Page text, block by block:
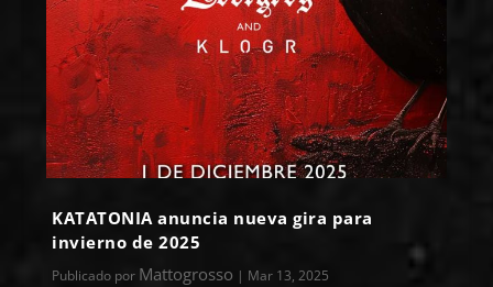
KATATONIA anuncia nueva gira para
invierno de 2025
Publicado por Mattogrosso | Mar 13, 2025